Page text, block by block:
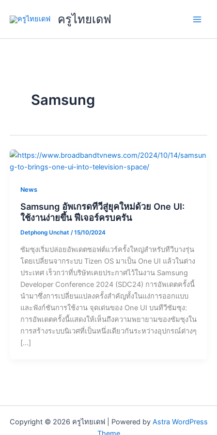
ครูไทยเดฟ
Samsung
News
Samsung อัพเกรดทีวีสู่ยุคใหม่ด้วย One UI:
ใช้งานง่ายขึ้น ฟีเจอร์ครบครัน
Detphong Unchat /15/10/2024
ซัมซุงเริ่มปล่อยอัพเดตซอฟต์แวร์ครั้งใหญ่สำหรับทีวีบางรุ่น
โดยเปลี่ยนจากระบบ Tizen OS มาเป็น One UI แล้วในต่าง
ประเทศ เร็วกว่าที่บริษัทเคยประกาศไว้ในงาน Samsung
Developer Conference 2024 (SDC24) การอัพเดตครั้งนี้
นำมาซึ่งการเปลี่ยนแปลงครั้งสำคัญทั้งในแง่การออกแบบ
และฟังก์ชันการใช้งาน จุดเด่นของ One UI บนทีวีซัมซุง:
การอัพเดตครั้งนี้แสดงให้เห็นถึงความพยายามของซัมซุงใน
การสร้างระบบนิเวศที่เป็นหนึ่งเดียวกันระหว่างอุปกรณ์ต่างๆ
[…]
Copyright © 2026 ครูไทยเดฟ | Powered by Astra WordPress